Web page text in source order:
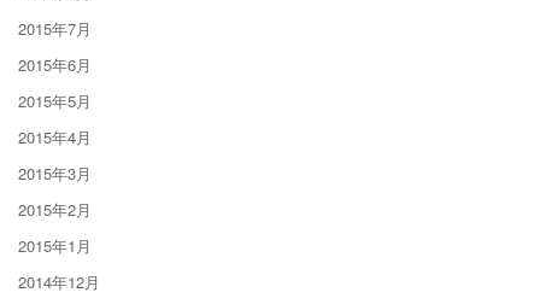
2015年7月
2015年6月
2015年5月
2015年4月
2015年3月
2015年2月
2015年1月
2014年12月